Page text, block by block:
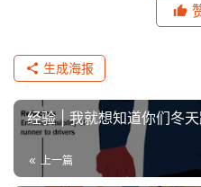
生成海报
经验 | 我就想知道你们冬天
上一篇